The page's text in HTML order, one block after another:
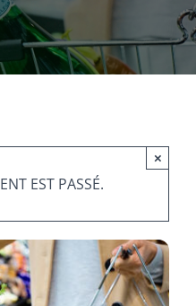
EST PASSÉ.
×